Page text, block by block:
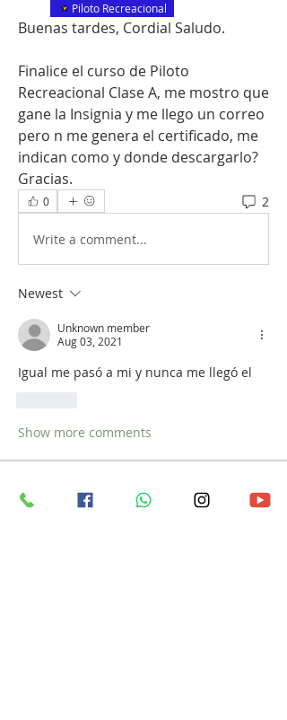
Piloto Recreacional
Buenas tardes, Cordial Saludo.
Finalice el curso de Piloto
Recreacional Clase A, me mostro que
gane la Insignia y me llego un correo
pero n me genera el certificado, me
indican como y donde descargarlo?
Gracias.
0 2
Write a comment...
Newest
Unknown member
Aug 03, 2021
Igual me pasó a mi y nunca me llegó el
Show more comments
Acerca de
¡Te damos la bienvenida al grupo!